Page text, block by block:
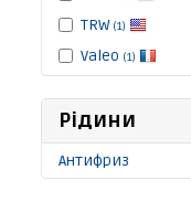
TRW (1)
Valeo (1)
Рідини
Антифриз